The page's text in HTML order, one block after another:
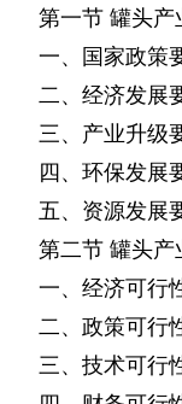
第一节 罐头产
一、国家政策
二、经济发展
三、产业升级
四、环保发展
五、资源发展
第二节 罐头产
一、经济可行
二、政策可行
三、技术可行